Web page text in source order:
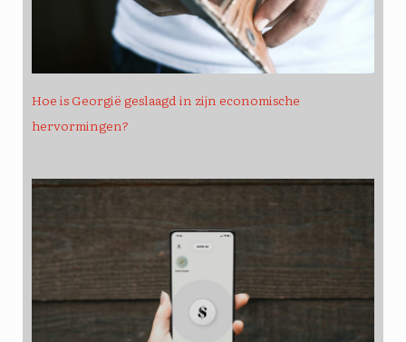
Hoe is Georgië geslaagd in zijn economische
hervormingen?